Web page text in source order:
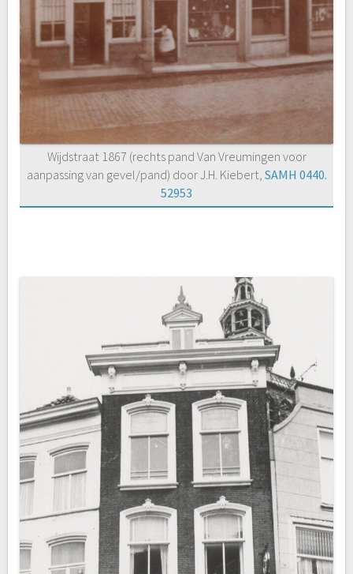
Wijdstraat 1867 (rechts pand Van Vreumingen voor
aanpassing van gevel/pand) door J.H. Kiebert, SAMH 0440.
52953